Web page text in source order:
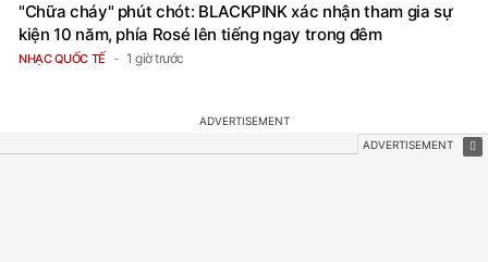
"Chữa cháy" phút chót: BLACKPINK xác nhận tham gia sự
kiện 10 năm, phía Rosé lên tiếng ngay trong đêm
NHẠC QUỐC TẾ 1 giờ trước